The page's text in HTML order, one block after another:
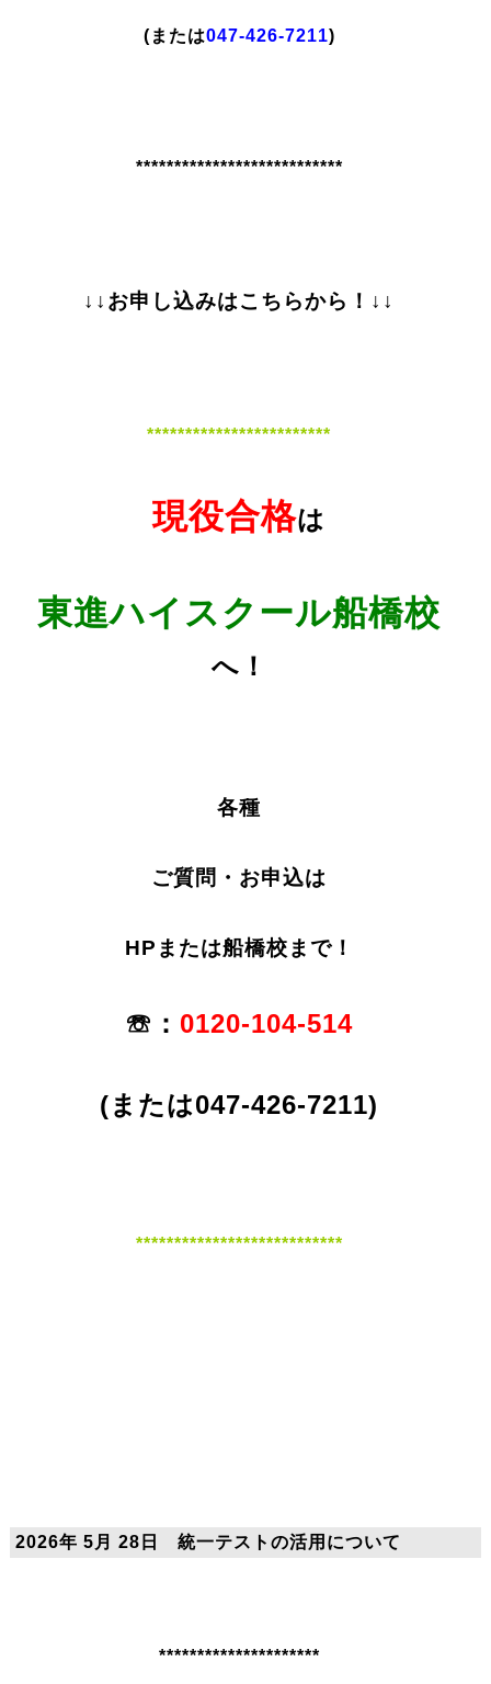
(または047-426-7211)
***************************
↓↓お申し込みはこちらから！↓↓
************************
現役合格は
東進ハイスクール船橋校
へ！
各種
ご質問・お申込は
HPまたは船橋校まで！
☏： 0120-104-514
(または047-426-7211)
***************************
2026年 5月 28日 統一テストの活用について
*********************